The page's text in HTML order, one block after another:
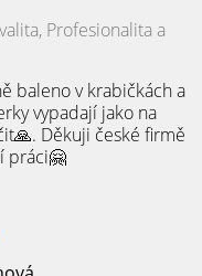
Profesionalita a
baleno v krabičkách a
vypadají jako na
Děkuji české firmě
práci🤗